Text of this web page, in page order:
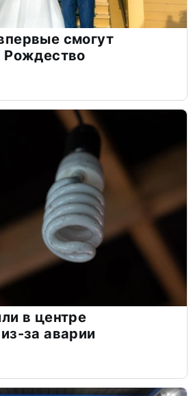
смогут
Рождество
в центре
за аварии